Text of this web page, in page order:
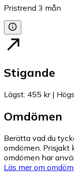
Pristrend 3 mån
Stigande
Lägst: 455 kr|
Omdömen
Berätta vad du
omdömen. Prisjakt
omdömen har
Läs mer om